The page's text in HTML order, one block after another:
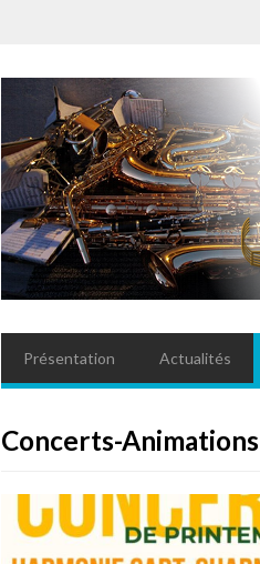
Présentation Actualités
Concerts-Animations